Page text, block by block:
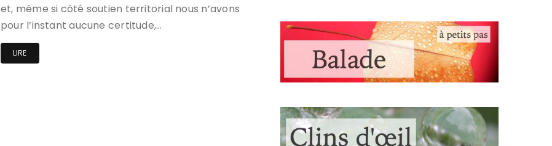
et, même si côté soutien territorial nous n’avons
pour l’instant aucune certitude,…
LIRE